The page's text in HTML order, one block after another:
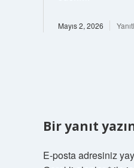
Mayıs 2, 2026
Bir yanıt
E-posta adresiniz